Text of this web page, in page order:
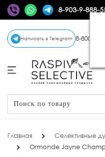
8-903-9-888-
Написать в Telegram 8-800-770-
Главная Селективные
Ormonde Jayne